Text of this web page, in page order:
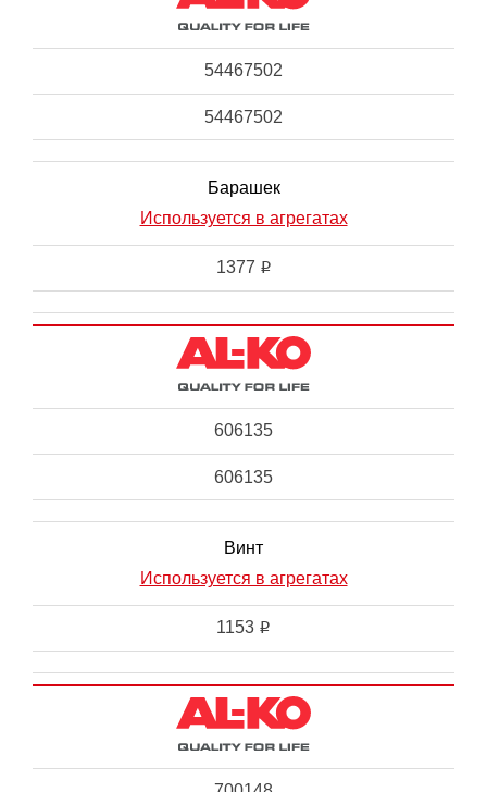
54467502
54467502
Барашек
Используется в агрегатах
1377 i
606135
606135
Винт
Используется в агрегатах
1153 i